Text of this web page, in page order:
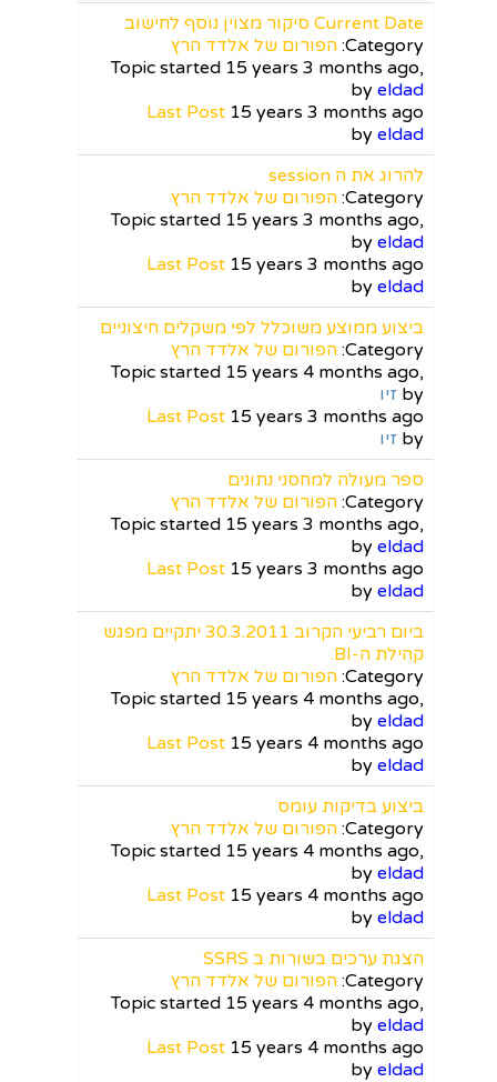
Current Date סיקור מצוין נוסף לחישוב
Category: הפורום של אלדד הרץ
Topic started 15 years 3 months ago,
by eldad
Last Post 15 years 3 months ago
by eldad
להרוג את ה session
Category: הפורום של אלדד הרץ
Topic started 15 years 3 months ago,
by eldad
Last Post 15 years 3 months ago
by eldad
ביצוע ממוצע משוכלל לפי משקלים חיצוניים
Category: הפורום של אלדד הרץ
Topic started 15 years 4 months ago,
by זיו
Last Post 15 years 3 months ago
by זיו
ספר מעולה למחסני נתונים
Category: הפורום של אלדד הרץ
Topic started 15 years 3 months ago,
by eldad
Last Post 15 years 3 months ago
by eldad
ביום רביעי הקרוב 30.3.2011 יתקיים מפגש
קהילת ה-BI.
Category: הפורום של אלדד הרץ
Topic started 15 years 4 months ago,
by eldad
Last Post 15 years 4 months ago
by eldad
ביצוע בדיקות עומס
Category: הפורום של אלדד הרץ
Topic started 15 years 4 months ago,
by eldad
Last Post 15 years 4 months ago
by eldad
הצגת ערכים בשורות ב SSRS
Category: הפורום של אלדד הרץ
Topic started 15 years 4 months ago,
by eldad
Last Post 15 years 4 months ago
by eldad